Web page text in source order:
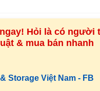
Hỏi là có người
& mua bán nhanh
Storage Việt Nam - FB